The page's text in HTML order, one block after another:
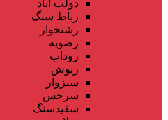
دولت آباد
رباط سنگ
رشتخوار
رضویه
روداب
ریوش
سبزوار
سرخس
سفیدسنگ